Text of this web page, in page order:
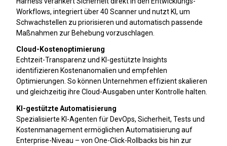
Workflows, integriert über 40 Scanner und nutzt KI, um
Schwachstellen zu priorisieren und automatisch passende
Maßnahmen zur Behebung vorzuschlagen.
Cloud-Kostenoptimierung
Echtzeit-Transparenz und KI-gestützte Insights
identifizieren Kostenanomalien und empfehlen
Optimierungen. So können Unternehmen effizient skalieren
und gleichzeitig ihre Cloud-Ausgaben unter Kontrolle halten.
KI-gestützte Automatisierung
Spezialisierte KI-Agenten für DevOps, Sicherheit, Tests und
Kostenmanagement ermöglichen Automatisierung auf
Enterprise-Niveau – von One-Click-Rollbacks bis hin zur